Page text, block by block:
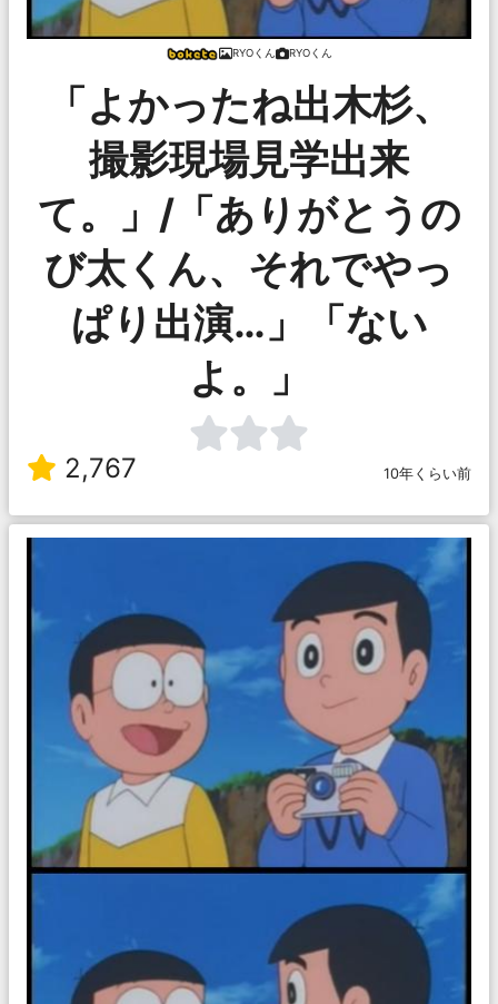
RYOくん RYOくん
「よかったね出木杉、
撮影現場見学出来
て。」/「ありがとうの
び太くん、それでやっ
ぱり出演…」「ない
よ。」
2,767 10年くらい前